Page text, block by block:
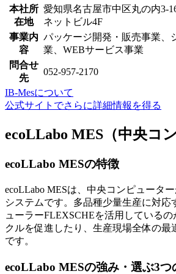
本社所
在地
愛知県名古屋市中区丸の内3-
ネットビル4F
事業内
容
パッケージ開発・販売事業、
業、WEBサービス事業
問合せ
先
052-957-2170
IB-Mesについて
公式サイトでさらに詳細情報を得る
ecoLLabo MES（中央コ
ecoLLabo MESの特徴
ecoLLabo MESは、中央コンピュータ
システムです。多品種少量生産に対応
ューラーFLEXSCHEを活用している
クルを促進したり、生産現場全体の最
です。
ecoLLabo MESの強み・選ぶ3つ